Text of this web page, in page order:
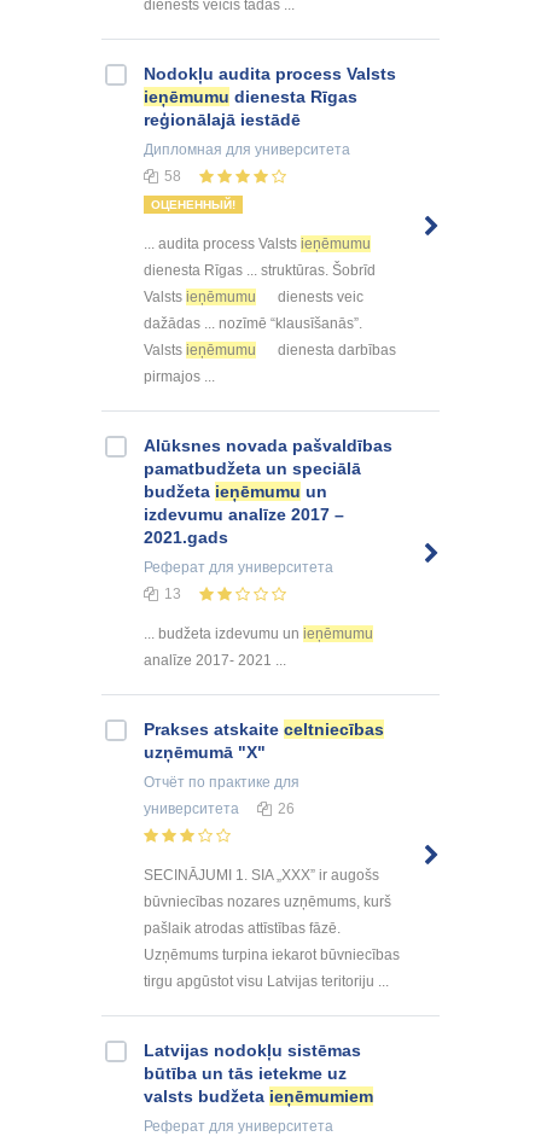
dienests veicis tādas ...
Nodokļu audita process Valsts
ieņēmumu dienesta Rīgas
reģionālajā iestādē
Дипломная для университета
58
ОЦЕНЕННЫЙ!
... audita process Valsts ieņēmumu
dienesta Rīgas ... struktūras. Šobrīd
Valsts ieņēmumu
dienests veic
dažādas ... nozīmē “klausīšanās”.
Valsts ieņēmumu
dienesta darbības
pirmajos ...
Alūksnes novada pašvaldības
pamatbudžeta un speciālā
budžeta ieņēmumu un
izdevumu analīze 2017 –
2021.gads
Реферат для университета
13
... budžeta izdevumu un ieņēmumu
analīze 2017- 2021 ...
Prakses atskaite celtniecības
uzņēmumā "X"
Отчёт по практике для
университета
26
SECINĀJUMI 1. SIA „XXX” ir augošs
būvniecības nozares uzņēmums, kurš
pašlaik atrodas attīstības fāzē.
Uzņēmums turpina iekarot būvniecības
tirgu apgūstot visu Latvijas teritoriju ...
Latvijas nodokļu sistēmas
būtība un tās ietekme uz
valsts budžeta ieņēmumiem
Реферат для университета